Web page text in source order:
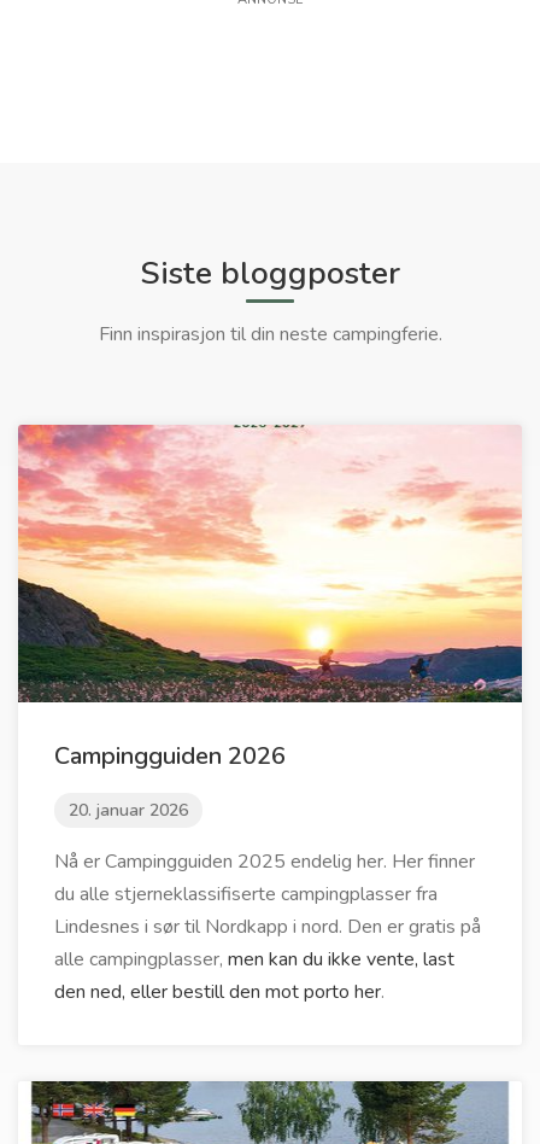
Siste bloggposter
Finn inspirasjon til din neste campingferie.
Campingguiden 2026
20. januar 2026
Nå er Campingguiden 2025 endelig her. Her finner
du alle stjerneklassifiserte campingplasser fra
Lindesnes i sør til Nordkapp i nord. Den er gratis på
alle campingplasser, men kan du ikke vente, last
den ned, eller bestill den mot porto her.